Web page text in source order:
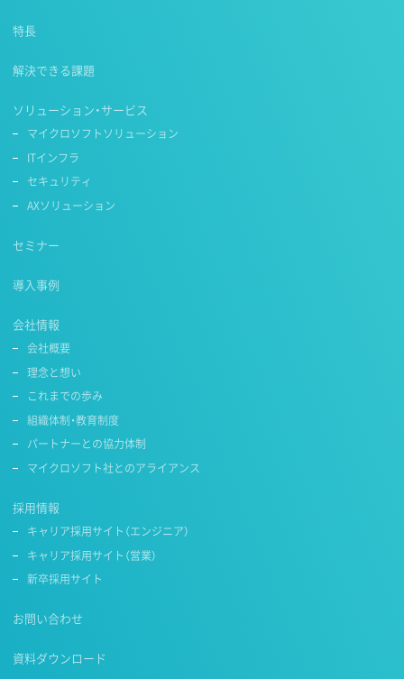
特長
解決できる課題
ソリューション・サービス
マイクロソフトソリューション
ITインフラ
セキュリティ
AXソリューション
セミナー
導入事例
会社情報
会社概要
理念と想い
これまでの歩み
組織体制・教育制度
パートナーとの協力体制
マイクロソフト社とのアライアンス
採用情報
キャリア採用サイト（エンジニア）
キャリア採用サイト（営業）
新卒採用サイト
お問い合わせ
資料ダウンロード